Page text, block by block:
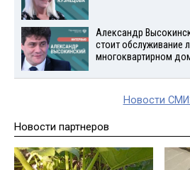
Александр
стоит обслуживание
многоквартирном
Новости
Новости партнеров